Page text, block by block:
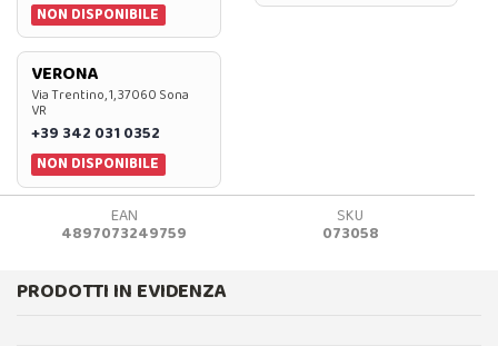
NON DISPONIBILE
VERONA
Via Trentino, 1, 37060 Sona
VR
+39 342 031 0352
NON DISPONIBILE
EAN
4897073249759
SKU
073058
PRODOTTI IN EVIDENZA